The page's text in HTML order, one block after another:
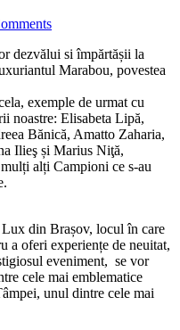
dezvălui si împărtășii la
Marabou, povestea
exemple de urmat cu
noastre: Elisabeta Lipă,
Bănică, Amatto Zaharia,
Ilieş și Marius Niţă,
alți Campioni ce s-au
din Brașov, locul în care
a oferi experiențe de neuitat,
eveniment, se vor
cele mai emblematice
unul dintre cele mai